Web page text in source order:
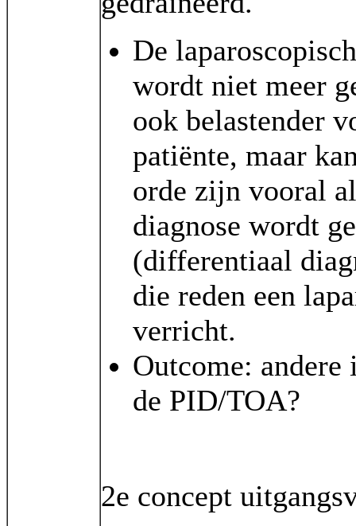
De
wordt niet meer
ook belastender
patiënte, maar
orde zijn vooral
diagnose wordt
(differentiaal
die reden een
verricht.
Outcome: andere
de PID/TOA?
2e concept